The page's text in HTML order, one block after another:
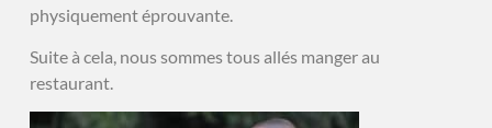
physiquement éprouvante.
Suite à cela, nous sommes tous allés manger au
restaurant.